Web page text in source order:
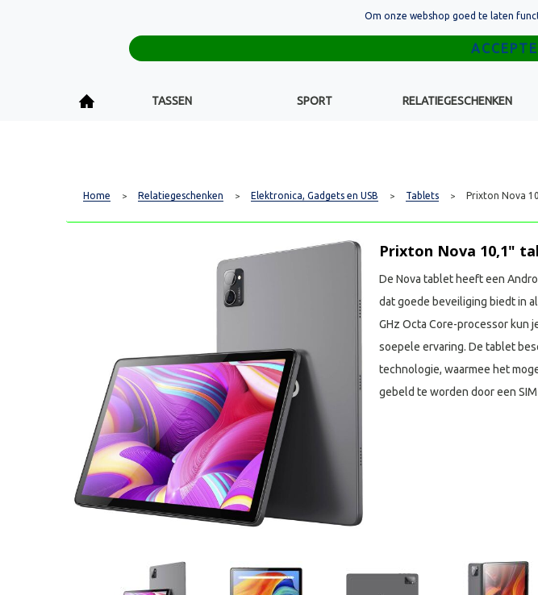
TASSEN SPORT RELATIEGESCHENKEN
Home > Relatiegeschenken > Elektronica, Gadgets en USB > Tablets > Prixton Nova
Prixton Nova 10,1"
De Nova tablet heeft een
dat goede beveiliging biedt in
GHz Octa Core-processor kun
soepele ervaring. De tablet
technologie, waarmee het
gebeld te worden door een
Om onze webshop goed te laten